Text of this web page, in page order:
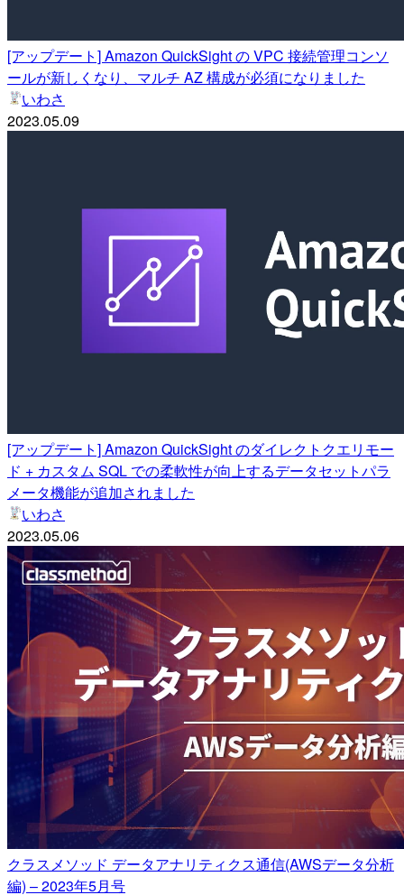
[アップデート] Amazon QuickSight の VPC 接続管理コンソ
ールが新しくなり、マルチ AZ 構成が必須になりました
いわさ
2023.05.09
[アップデート] Amazon QuickSight のダイレクトクエリモー
ド + カスタム SQL での柔軟性が向上するデータセットパラ
メータ機能が追加されました
いわさ
2023.05.06
クラスメソッド データアナリティクス通信(AWSデータ分析
編) – 2023年5月号